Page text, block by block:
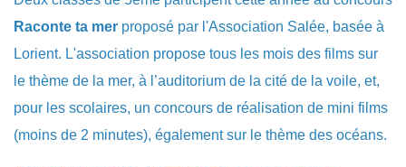
Raconte ta mer proposé par l'Association Salée, basée à
Lorient. L'association propose tous les mois des films sur
le thème de la mer, à l’auditorium de la cité de la voile, et,
pour les scolaires, un concours de réalisation de mini films
(moins de 2 minutes), également sur le thème des océans.